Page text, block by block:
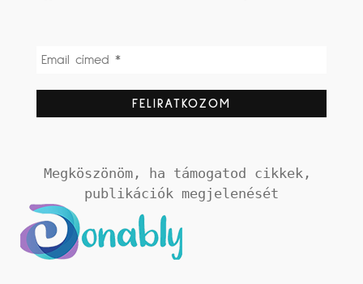
Megköszönöm, ha támogatod cikkek,
publikációk megjelenését